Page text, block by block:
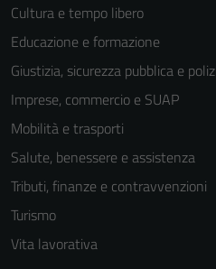
Cultura e tempo libero
Educazione e formazione
Giustizia, sicurezza pubblica e
Imprese, commercio e SUAP
Mobilità e trasporti
Salute, benessere e assistenza
Tributi, finanze e contravvenzioni
Turismo
Vita lavorativa